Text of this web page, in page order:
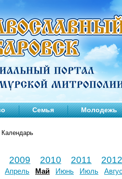
Семья Молодежь
Календарь
2009 2010 2011 2012
Апрель Май Июнь Июль